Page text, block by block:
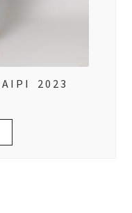
2023